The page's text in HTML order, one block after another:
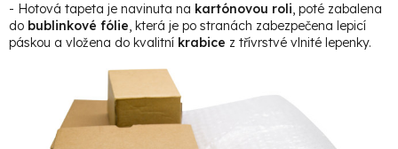
- Hotová tapeta je navinuta na kartónovou roli, poté zabalena
do bublinkové fólie, která je po stranách zabezpečena lepicí
páskou a vložena do kvalitní krabice z třívrstvé vlnité lepenky.